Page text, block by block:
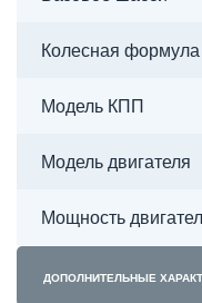
Колесная формула
Модель КПП
Модель двигателя
Мощность
ДОПОЛНИТЕЛЬНЫЕ